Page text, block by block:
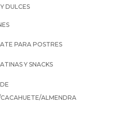
DULCES
PARA POSTRES
Y SNACKS
ALMENDRA